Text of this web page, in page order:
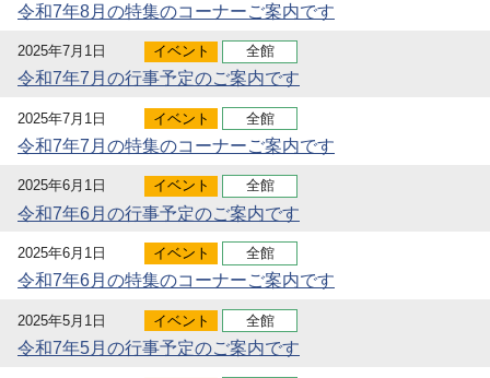
令和7年8月の特集のコーナーご案内です
2025年7月1日 イベント 全館
令和7年7月の行事予定のご案内です
2025年7月1日 イベント 全館
令和7年7月の特集のコーナーご案内です
2025年6月1日 イベント 全館
令和7年6月の行事予定のご案内です
2025年6月1日 イベント 全館
令和7年6月の特集のコーナーご案内です
2025年5月1日 イベント 全館
令和7年5月の行事予定のご案内です